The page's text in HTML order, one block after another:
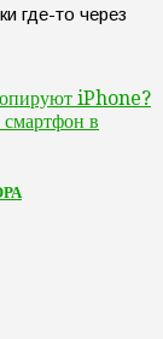
где-то через
iPhone?
в